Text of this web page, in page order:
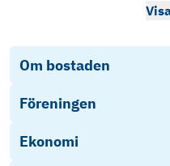
Om bostaden
Föreningen
Ekonomi